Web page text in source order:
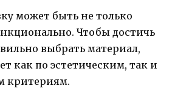
может быть не только
Чтобы достичь
выбрать материал,
как по эстетическим, так и
критериям.